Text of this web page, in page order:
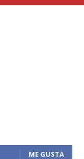
ME GUSTA